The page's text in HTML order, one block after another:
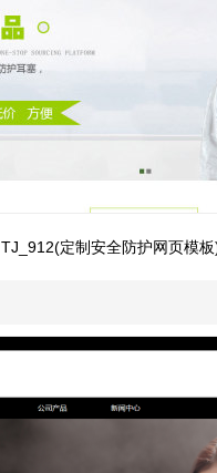
TJ_912(定制安全防护网页模板